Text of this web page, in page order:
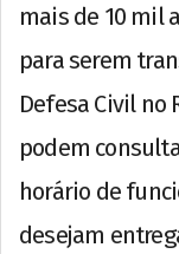
mais de 10 mil
para serem
Defesa Civil no
podem
horário de
desejam